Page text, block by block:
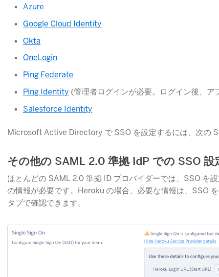
Azure
Google Cloud Identity
Okta
OneLogin
Ping Federate
Ping Identity (管理者ログインが必要。ログイン後、ア
Salesforce Identity
Microsoft Active Directory で SSO を設定するには、次の
その他の SAML 2.0 準拠 IdP での SSO 設
ほとんどの SAML 2.0 準拠 ID プロバイダーでは、SSO を
の情報が必要です。Heroku の場合、必要な情報は、SSO
タブで確認できます。